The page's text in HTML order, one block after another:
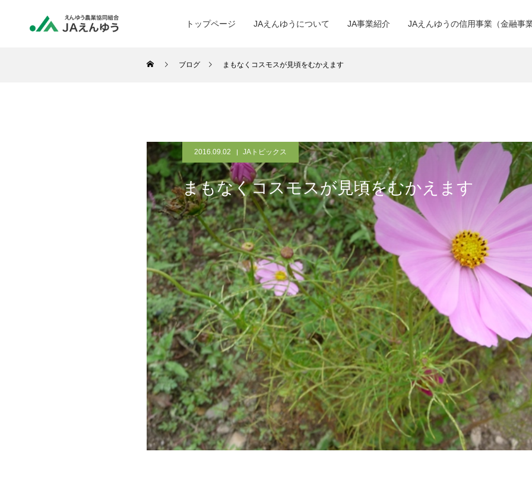
トップページ JAえんゆうについて JA事業紹介 JAえんゆうの信用事業（金融事業
ブログ まもなくコスモスが見頃をむかえます
2016.09.02 JAトピックス
まもなくコスモスが見頃をむかえます